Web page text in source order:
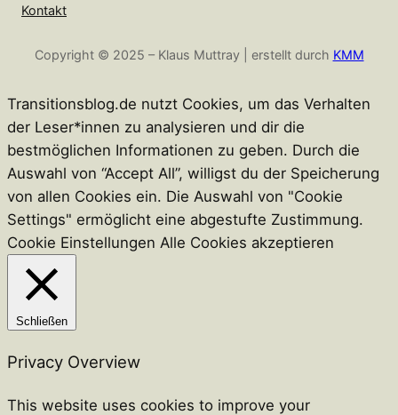
Kontakt
Copyright © 2025 – Klaus Muttray | erstellt durch KMM
Transitionsblog.de nutzt Cookies, um das Verhalten
der Leser*innen zu analysieren und dir die
bestmöglichen Informationen zu geben. Durch die
Auswahl von “Accept All”, willigst du der Speicherung
von allen Cookies ein. Die Auswahl von "Cookie
Settings" ermöglicht eine abgestufte Zustimmung.
Cookie Einstellungen Alle Cookies akzeptieren
Schließen
Privacy Overview
This website uses cookies to improve your